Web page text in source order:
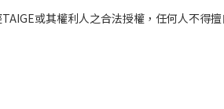
TAIGE或其權利人之合法授權，任何人不得